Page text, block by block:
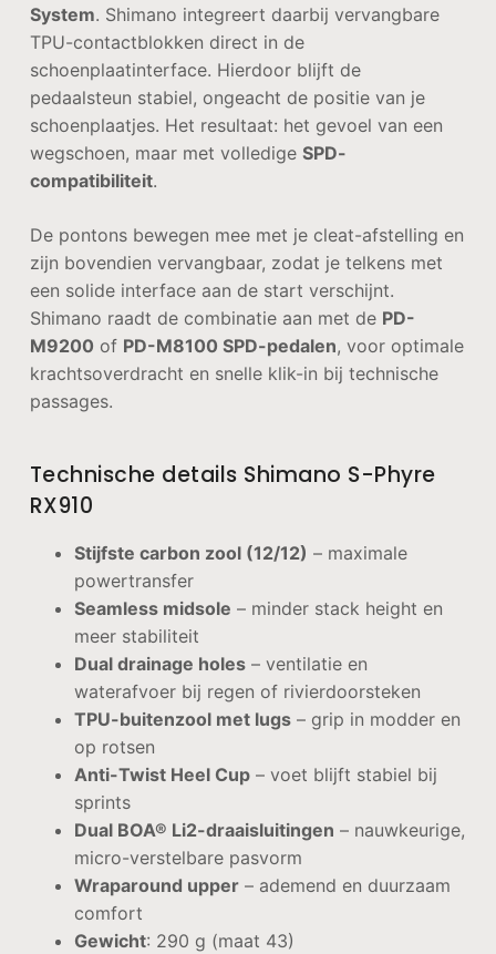
System. Shimano integreert daarbij vervangbare
TPU-contactblokken direct in de
schoenplaatinterface. Hierdoor blijft de
pedaalsteun stabiel, ongeacht de positie van je
schoenplaatjes. Het resultaat: het gevoel van een
wegschoen, maar met volledige SPD-
compatibiliteit.
De pontons bewegen mee met je cleat-afstelling en
zijn bovendien vervangbaar, zodat je telkens met
een solide interface aan de start verschijnt.
Shimano raadt de combinatie aan met de PD-
M9200 of PD-M8100 SPD-pedalen, voor optimale
krachtsoverdracht en snelle klik-in bij technische
passages.
Technische details Shimano S-Phyre
RX910
Stijfste carbon zool (12/12) – maximale
powertransfer
Seamless midsole – minder stack height en
meer stabiliteit
Dual drainage holes– ventilatie en
waterafvoer bij regen of rivierdoorsteken
TPU-buitenzool met lugs– grip in modder en
op rotsen
Anti-Twist Heel Cup– voet blijft stabiel bij
sprints
Dual BOA® Li2-draaisluitingen – nauwkeurige,
micro-verstelbare pasvorm
Wraparound upper– ademend en duurzaam
comfort
Gewicht: 290 g (maat 43)